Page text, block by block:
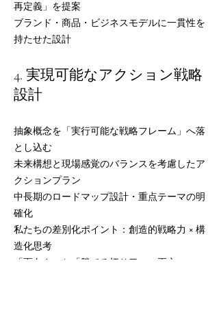
再定義」を提案
ブランド・商品・ビジネスモデルに一貫性を
持たせた設計
4. 実現可能なアクション戦略
設計
抽象概念を「実行可能な戦略フレーム」へ落
とし込む
未来構想と現場感覚のバランスを考慮したア
クションプラン
中長期のロードマップ設計・重点テーマの明
確化
私たちの差別化ポイント：創造的戦略力 × 構
造化思考
「面白さ」と「勝てる切り口」の両立